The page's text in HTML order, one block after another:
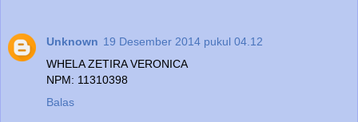
Unknown 19 Desember 2014 pukul 04.12
WHELA ZETIRA VERONICA
NPM: 11310398
Balas